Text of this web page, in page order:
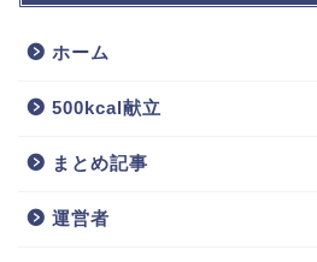
ホーム
500kcal献立
まとめ記事
運営者